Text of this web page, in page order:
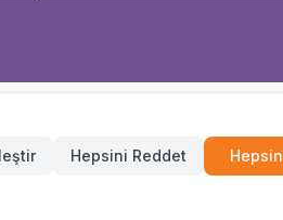
Hepsini Reddet